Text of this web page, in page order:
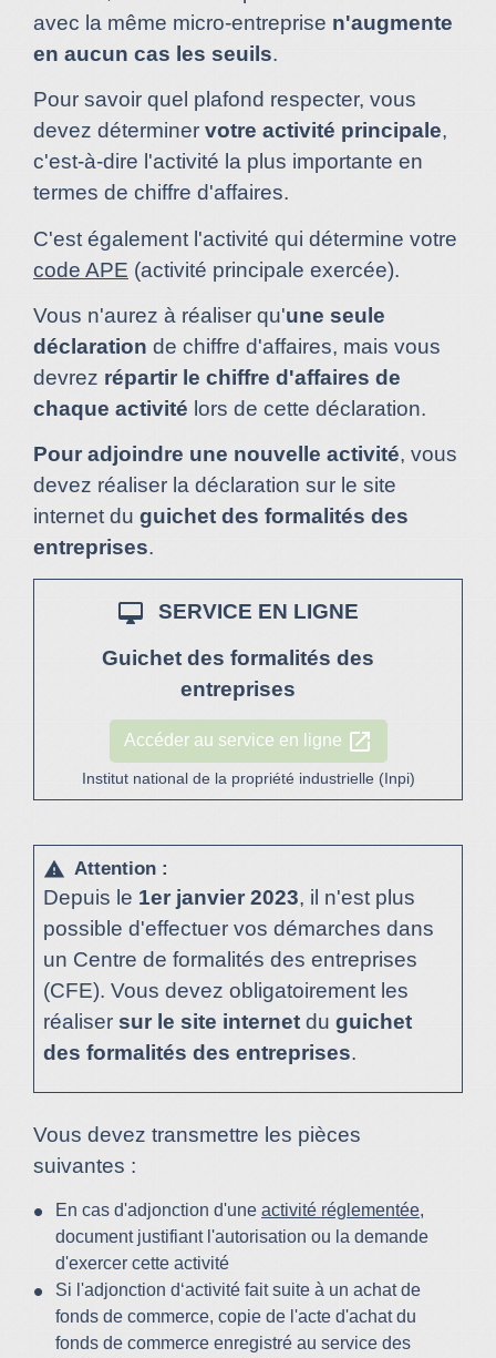
avec la même micro-entreprise n'augmente
en aucun cas les seuils.
Pour savoir quel plafond respecter, vous
devez déterminer votre activité principale,
c'est-à-dire l'activité la plus importante en
termes de chiffre d'affaires.
C'est également l'activité qui détermine votre
code APE (activité principale exercée).
Vous n'aurez à réaliser qu'une seule
déclaration de chiffre d'affaires, mais vous
devrez répartir le chiffre d'affaires de
chaque activité lors de cette déclaration.
Pour adjoindre une nouvelle activité, vous
devez réaliser la déclaration sur le site
internet du guichet des formalités des
entreprises.
desktop_mac
SERVICE EN LIGNE
Guichet des formalités des
entreprises
Accéder au service en ligne open_in_new
Institut national de la propriété industrielle (Inpi)
warning Attention :
Depuis le 1er janvier 2023, il n'est plus
possible d'effectuer vos démarches dans
un Centre de formalités des entreprises
(CFE). Vous devez obligatoirement les
réaliser sur le site internet du guichet
des formalités des entreprises.
Vous devez transmettre les pièces
suivantes :
En cas d'adjonction d'une activité réglementée,
document justifiant l'autorisation ou la demande
d'exercer cette activité
Si l'adjonction d‘activité fait suite à un achat de
fonds de commerce, copie de l'acte d'achat du
fonds de commerce enregistré au service des